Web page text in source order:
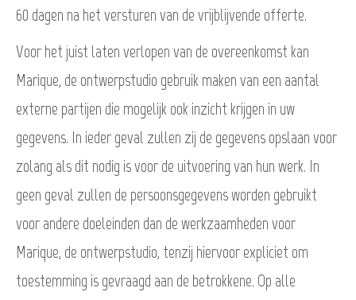
60 dagen na het versturen van de vrijblijvende offerte.
Voor het juist laten verlopen van de overeenkomst kan
Marique, de ontwerpstudio gebruik maken van een aantal
externe partijen die mogelijk ook inzicht krijgen in uw
gegevens. In ieder geval zullen zij de gegevens opslaan voor
zolang als dit nodig is voor de uitvoering van hun werk. In
geen geval zullen de persoonsgegevens worden gebruikt
voor andere doeleinden dan de werkzaamheden voor
Marique, de ontwerpstudio, tenzij hiervoor expliciet om
toestemming is gevraagd aan de betrokkene. Op alle